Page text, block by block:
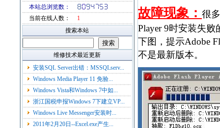
本站总浏览数：
当前在线人数：
1
搜索本站
维修技术最近更新
安装SQL Server出错：MSSQLserv...
Windows Media Player 11 免验...
Windows Vista和Windows 7中如...
浙江国税申报Windows 7下建立VP...
Windows Live Messenger安装时...
2011年2月20日--Excel.exe产生...
故障现象： 很
Player 9时安装失
下图，提示Adobe
不是最新版本。